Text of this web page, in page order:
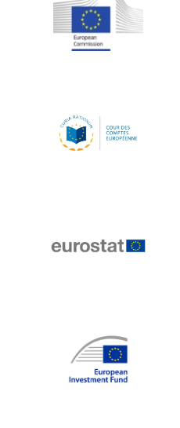
Jean-Louis Schiltz
Jean-Victor Louis
Johnny Åkerholm
Katharien L.C.
Klaus-Heiner
Koen LENAERTS
Lars Heikensten